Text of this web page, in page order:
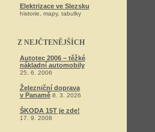
Elektrizace ve Slezsku
historie, mapy, tabulky
Z NEJČTENĚJŠÍCH
Autotec 2006 – těžké
nákladní automobily
25. 6. 2006
Železniční doprava
v Panamě 8. 3. 2026
ŠKODA 15T je zde!
17. 9. 2008